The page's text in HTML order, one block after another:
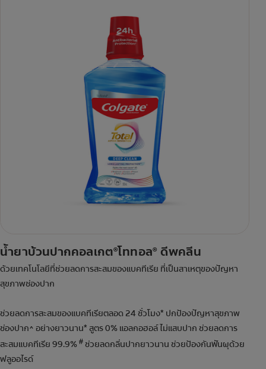
น้ำยาบ้วนปากคอลเกต®โททอล® ดีพคลีน
ด้วยเทคโนโลยีที่ช่วยลดการสะสมของแบคทีเรีย ที่เป็นสาเหตุของปัญหา
สุขภาพช่องปาก
ช่วยลดการสะสมของแบคทีเรียตลอด 24 ชั่วโมง* ปกป้องปัญหาสุขภาพ
ช่องปาก^ อย่างยาวนาน* สูตร 0% แอลกอฮอล์ ไม่แสบปาก ช่วยลดการ
สะสมแบคทีเรีย 99.9%# ช่วยลดกลิ่นปากยาวนาน ช่วยป้องกันฟันผุด้วย
ฟลูออไรด์